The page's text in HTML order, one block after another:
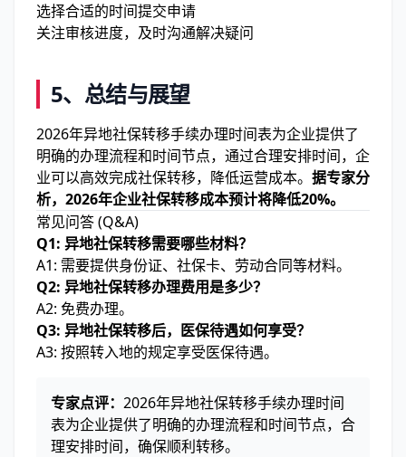
选择合适的时间提交申请
关注审核进度，及时沟通解决疑问
5、 总结与展望
2026年异地社保转移手续办理时间表为企业提供了
明确的办理流程和时间节点，通过合理安排时间，企
业可以高效完成社保转移，降低运营成本。 据专家分
析，2026年企业社保转移成本预计将降低20%。
常见问答 (Q&A)
Q1: 异地社保转移需要哪些材料？
A1: 需要提供身份证、社保卡、劳动合同等材料。
Q2: 异地社保转移办理费用是多少？
A2: 免费办理。
Q3: 异地社保转移后，医保待遇如何享受？
A3: 按照转入地的规定享受医保待遇。
专家点评： 2026年异地社保转移手续办理时间
表为企业提供了明确的办理流程和时间节点，合
理安排时间，确保顺利转移。